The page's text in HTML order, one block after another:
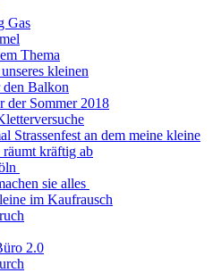
Gas
Thema
kleinen
Balkon
der Sommer 2018
Strassenfest an dem meine kleine
kräftig ab
sie alles
im Kaufrausch
2.0